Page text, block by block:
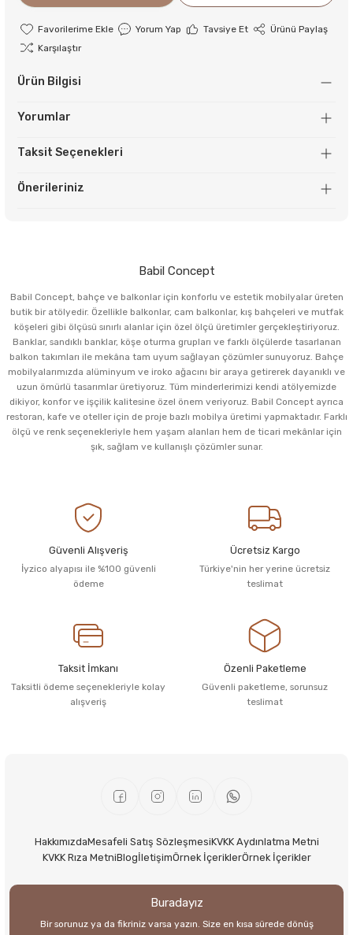
Yorum Yap Tavsiye Et
Ürünü Paylaş
Karşılaştır
Ürün Bilgisi
Yorumlar
Taksit Seçenekleri
Önerileriniz
Babil Concept
Babil Concept, bahçe ve balkonlar için konforlu ve estetik mobilyalar üreten
butik bir atölyedir. Özellikle balkonlar, cam balkonlar, kış bahçeleri ve mutfak
köşeleri gibi ölçüsü sınırlı alanlar için özel ölçü üretimler gerçekleştiriyoruz.
Banklar, sandıklı banklar, köşe oturma grupları ve farklı ölçülerde tasarlanan
balkon takımları ile mekâna tam uyum sağlayan çözümler sunuyoruz. Bahçe
mobilyalarımızda alüminyum ve iroko ağacını bir araya getirerek dayanıklı ve
uzun ömürlü tasarımlar üretiyoruz. Tüm minderlerimizi kendi atölyemizde
dikiyor, konfor ve işçilik kalitesine özel önem veriyoruz. Babil Concept ayrıca
restoran, kafe ve oteller için de proje bazlı mobilya üretimi yapmaktadır. Farklı
ölçü ve renk seçenekleriyle hem yaşam alanları hem de ticari mekânlar için
şık, sağlam ve kullanışlı çözümler sunar.
Güvenli Alışveriş
İyzico alyapısı ile %100 güvenli
ödeme
Ücretsiz Kargo
Türkiye'nin her yerine ücretsiz
teslimat
Taksit İmkanı
Taksitli ödeme seçenekleriyle kolay
alışveriş
Özenli Paketleme
Güvenli paketleme, sorunsuz
teslimat
HakkımızdaMesafeli Satış SözleşmesiKVKK Aydınlatma Metni
KVKK Rıza MetniBlogİletişimÖrnek İçeriklerÖrnek İçerikler
Buradayız
Bir sorunuz ya da fikriniz varsa yazın. Size en kısa sürede dönüş